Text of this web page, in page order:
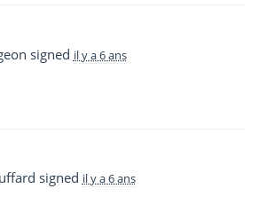
signed il y a 6 ans
signed il y a 6 ans